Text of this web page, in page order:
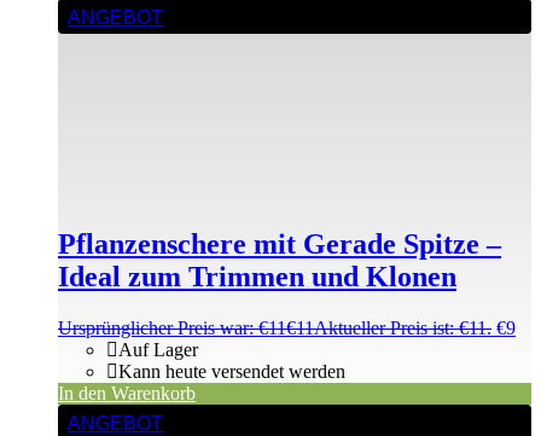
ANGEBOT
Pflanzenschere mit Gerade Spitze –
Ideal zum Trimmen und Klonen
Ursprünglicher Preis war: €11€11Aktueller Preis ist: €11. €9
Auf Lager
Kann heute versendet werden
In den Warenkorb
ANGEBOT